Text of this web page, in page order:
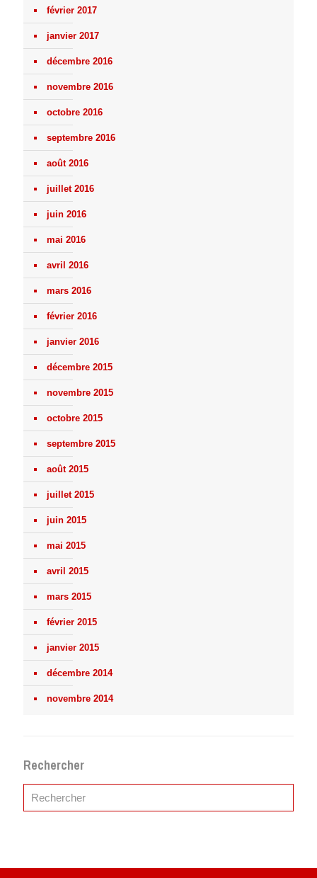
février 2017
janvier 2017
décembre 2016
novembre 2016
octobre 2016
septembre 2016
août 2016
juillet 2016
juin 2016
mai 2016
avril 2016
mars 2016
février 2016
janvier 2016
décembre 2015
novembre 2015
octobre 2015
septembre 2015
août 2015
juillet 2015
juin 2015
mai 2015
avril 2015
mars 2015
février 2015
janvier 2015
décembre 2014
novembre 2014
Rechercher